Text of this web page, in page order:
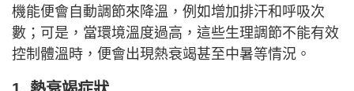
機能便會自動調節來降溫，例如增加排汗和呼吸次
數；可是，當環境溫度過高，這些生理調節不能有效
控制體溫時，便會出現熱衰竭甚至中暑等情況。